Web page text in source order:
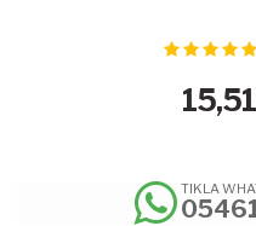
TIKLA